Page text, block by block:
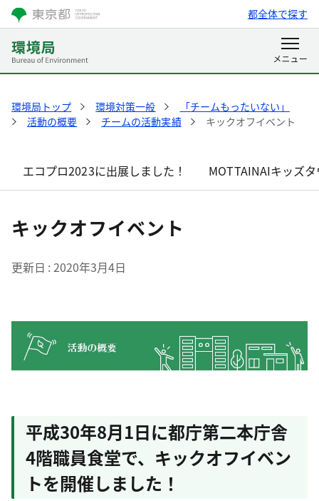
都全体で探す
環境局トップ 環境対策一般
「チームもったいない」
活動の概要
チームの活動実績 キックオフイベント
エコプロ2023に出展しました！ MOTTAINAIキッズ
キックオフイベント
更新日 2020年3月4日
平成30年8月1日に都庁第二本庁舎
4階職員食堂で、キックオフイベン
トを開催しました！